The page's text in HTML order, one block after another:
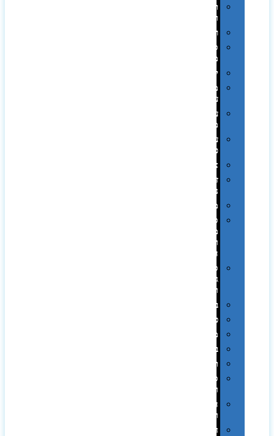
תערוכות
וכנסים
רמקולים
סוכריות
ממותגות
יודאיקה
מארזי
עטים
עטי
מתכת
עטי
פלסטיק
אוזניות
זכרונות
ניידים
מפצלים
סביבת
מחשב
וציוד
היקפי
סוללות
גיבוי
ומטענים
ביגוד
כובעים
מגבות
בקבוקים
תרמי
ספלים
וכוסות
הוקרה
ואומנות
חגים